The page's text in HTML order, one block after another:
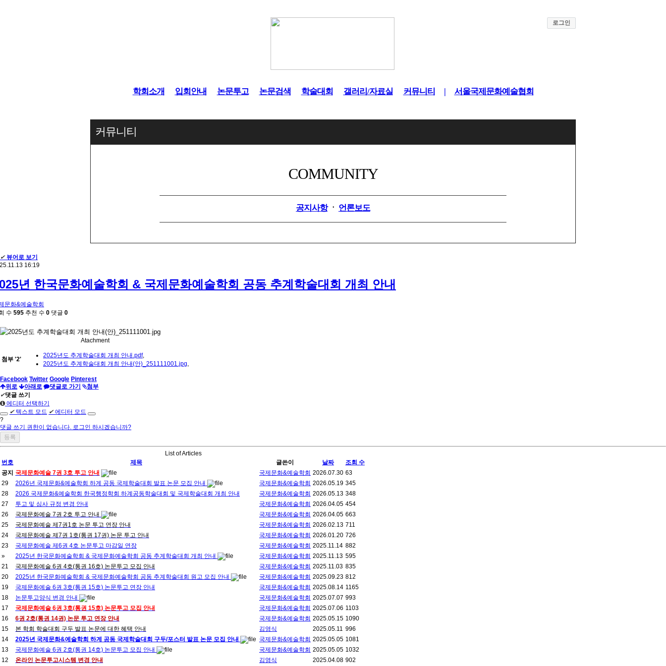
로그인
학회소개 입회안내 논문투고 논문검색 학술대회 갤러리/자료실 커뮤니티 | 서울국제문화예술협회
커뮤니티
COMMUNITY
공지사항ㆍ 언론보도
✔ 뷰어로 보기
16:19
년 한국문화예술학회 & 국제문화예술학회 공동 추계학술대회 개최 안내
문화&예술학회
수 595 추천 수 0 댓글 0
Atachment
첨부 '2'
2025년도 추계학술대회 개최 안내.pdf,
2025년도 추계학술대회 개최 안내(안)_251111001.jpg,
Facebook Twitter Google Pinterest
위로
아래로 댓글로 가기
첨부
✔댓글 쓰기
에디터 선택하기
✔ 텍스트 모드 ✔에디터 모드
?
댓글 쓰기 권한이 없습니다. 로그인 하시겠습니까?
List of Articles
번호
제목 글쓴이 날짜
조회 수
공지 국제문화예술 7권 3호 투고 안내 국제문화&예술학회 2026.07.30 63
29
2026년 국제문화&예술학회 하계 공동 국제학술대회 발표 논문 모집 안내 국제문화&예술학회 2026.05.19 345
28
2026 국제문화&예술학회 한국행정학회 하계공동학술대회 및 국제학술대회 개최 안내 국제문화&예술학회 2026.05.13 348
27
투고 및 심사 규정 변경 안내 국제문화&예술학회 2026.04.05 454
26
국제문화예술 7권 2호 투고 안내 국제문화&예술학회 2026.04.05 663
25
국제문화예술 제7권1호 논문 투고 연장 안내 국제문화&예술학회 2026.02.13 711
24
국제문화예술 제7권 1호(통권 17권) 논문 투고 안내 국제문화&예술학회 2026.01.20 726
23
국제문화예술 제6권 4호 논문투고 마감일 연장 국제문화&예술학회 2025.11.14 882
»
2025년 한국문화예술학회 & 국제문화예술학회 공동 추계학술대회 개최 안내 국제문화&예술학회 2025.11.13 595
21
국제문화예술 6권 4호(통권 16호) 논문투고 모집 안내 국제문화&예술학회 2025.11.03 835
20
2025년 한국문화예술학회 & 국제문화예술학회 공동 추계학술대회 원고 모집 안내 국제문화&예술학회 2025.09.23 812
19
국제문화예술 6권 3호(통권 15호) 논문투고 연장 안내 국제문화&예술학회 2025.08.14 1165
18
논문투고양식 변경 안내 국제문화&예술학회 2025.07.07 993
17
국제문화예술 6권 3호(통권 15호) 논문투고 모집 안내 국제문화&예술학회 2025.07.06 1103
16
6권 2호(통권 14권) 논문 투고 연장 안내 국제문화&예술학회 2025.05.15 1090
15
본 학회 학술대회 구두 발표 논문에 대한 혜택 안내 김영식 2025.05.11 996
14
2025년 국제문화&예술학회 하계 공동 국제학술대회 구두/포스터 발표 논문 모집 안내 국제문화&예술학회 2025.05.05 1081
13
국제문화예술 6권 2호(통권 14호) 논문투고 모집 안내 국제문화&예술학회 2025.05.05 1032
12
온라인 논문투고시스템 변경 안내 김영식 2025.04.08 902